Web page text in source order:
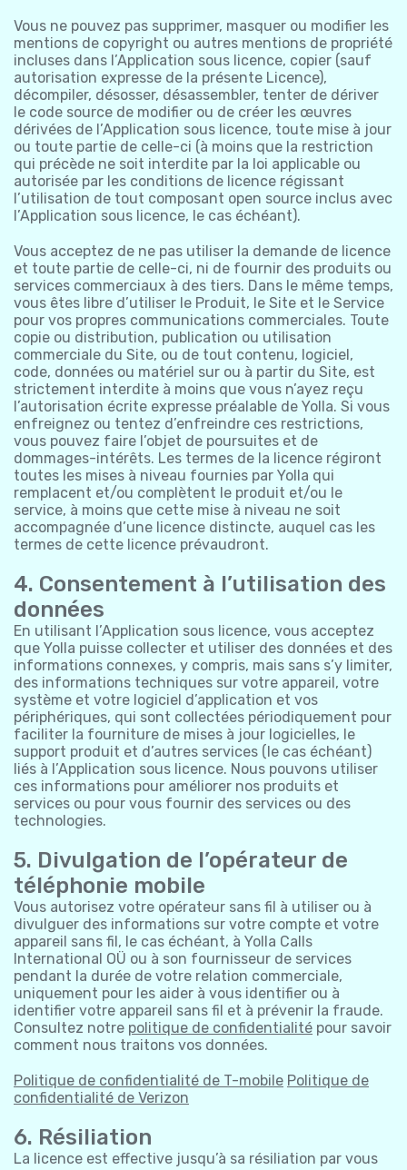
Vous ne pouvez pas supprimer, masquer ou modifier les
mentions de copyright ou autres mentions de propriété
incluses dans l’Application sous licence, copier (sauf
autorisation expresse de la présente Licence),
décompiler, désosser, désassembler, tenter de dériver
le code source de modifier ou de créer les œuvres
dérivées de l’Application sous licence, toute mise à jour
ou toute partie de celle-ci (à moins que la restriction
qui précède ne soit interdite par la loi applicable ou
autorisée par les conditions de licence régissant
l’utilisation de tout composant open source inclus avec
l’Application sous licence, le cas échéant).
Vous acceptez de ne pas utiliser la demande de licence
et toute partie de celle-ci, ni de fournir des produits ou
services commerciaux à des tiers. Dans le même temps,
vous êtes libre d’utiliser le Produit, le Site et le Service
pour vos propres communications commerciales. Toute
copie ou distribution, publication ou utilisation
commerciale du Site, ou de tout contenu, logiciel,
code, données ou matériel sur ou à partir du Site, est
strictement interdite à moins que vous n’ayez reçu
l’autorisation écrite expresse préalable de Yolla. Si vous
enfreignez ou tentez d’enfreindre ces restrictions,
vous pouvez faire l’objet de poursuites et de
dommages-intérêts. Les termes de la licence régiront
toutes les mises à niveau fournies par Yolla qui
remplacent et/ou complètent le produit et/ou le
service, à moins que cette mise à niveau ne soit
accompagnée d’une licence distincte, auquel cas les
termes de cette licence prévaudront.
4. Consentement à l’utilisation des
données
En utilisant l’Application sous licence, vous acceptez
que Yolla puisse collecter et utiliser des données et des
informations connexes, y compris, mais sans s’y limiter,
des informations techniques sur votre appareil, votre
système et votre logiciel d’application et vos
périphériques, qui sont collectées périodiquement pour
faciliter la fourniture de mises à jour logicielles, le
support produit et d’autres services (le cas échéant)
liés à l’Application sous licence. Nous pouvons utiliser
ces informations pour améliorer nos produits et
services ou pour vous fournir des services ou des
technologies.
5. Divulgation de l’opérateur de
téléphonie mobile
Vous autorisez votre opérateur sans fil à utiliser ou à
divulguer des informations sur votre compte et votre
appareil sans fil, le cas échéant, à Yolla Calls
International OÜ ou à son fournisseur de services
pendant la durée de votre relation commerciale,
uniquement pour les aider à vous identifier ou à
identifier votre appareil sans fil et à prévenir la fraude.
Consultez notre politique de confidentialité pour savoir
comment nous traitons vos données.
Politique de confidentialité de T-mobile Politique de
confidentialité de Verizon
6. Résiliation
La licence est effective jusqu’à sa résiliation par vous